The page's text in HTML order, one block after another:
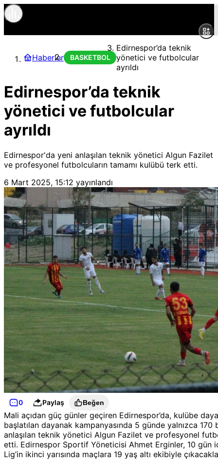
Haberler BASKETBOL
Edirnespor’da teknik
yönetici ve futbolcular
ayrıldı
Edirnespor’da teknik
yönetici ve futbolcular
ayrıldı
Edirnespor'da yeni anlaşılan teknik yönetici Algun Fazilet
ve profesyonel futbolcuların tamamı kulübü terk etti.
6 Mart 2025, 15:12 yayınlandı
0 Paylaş Beğen
Mali açıdan güç günler geçiren Edirnespor’da, kulübe
başlatılan dayanak kampanyasında 5 günde yalnızca
anlaşılan teknik yönetici Algun Fazilet ve profesyonel
etti. Edirnespor Sportif Yöneticisi Ahmet Erginler, 10 gün
Lig’in ikinci yarısında maçlara 19 yaş altı ekibiyle